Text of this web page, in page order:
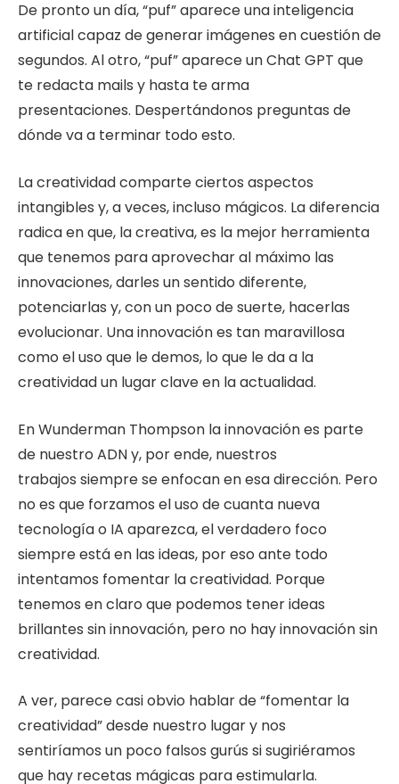
De pronto un día, “puf” aparece una inteligencia
artificial capaz de generar imágenes en cuestión de
segundos. Al otro, “puf” aparece un Chat GPT que
te redacta mails y hasta te arma
presentaciones. Despertándonos preguntas de
dónde va a terminar todo esto.
La creatividad comparte ciertos aspectos
intangibles y, a veces, incluso mágicos. La diferencia
radica en que, la creativa, es la mejor herramienta
que tenemos para aprovechar al máximo las
innovaciones, darles un sentido diferente,
potenciarlas y, con un poco de suerte, hacerlas
evolucionar. Una innovación es tan maravillosa
como el uso que le demos, lo que le da a la
creatividad un lugar clave en la actualidad.
En Wunderman Thompson la innovación es parte
de nuestro ADN y, por ende, nuestros
trabajos siempre se enfocan en esa dirección. Pero
no es que forzamos el uso de cuanta nueva
tecnología o IA aparezca, el verdadero foco
siempre está en las ideas, por eso ante todo
intentamos fomentar la creatividad. Porque
tenemos en claro que podemos tener ideas
brillantes sin innovación, pero no hay innovación sin
creatividad.
A ver, parece casi obvio hablar de “fomentar la
creatividad” desde nuestro lugar y nos
sentiríamos un poco falsos gurús si sugiriéramos
que hay recetas mágicas para estimularla.